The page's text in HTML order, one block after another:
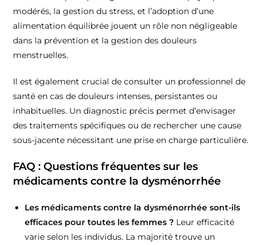
modérés, la gestion du stress, et l’adoption d’une
alimentation équilibrée jouent un rôle non négligeable
dans la prévention et la gestion des douleurs
menstruelles.
Il est également crucial de consulter un professionnel de
santé en cas de douleurs intenses, persistantes ou
inhabituelles. Un diagnostic précis permet d’envisager
des traitements spécifiques ou de rechercher une cause
sous-jacente nécessitant une prise en charge particulière.
FAQ : Questions fréquentes sur les
médicaments contre la dysménorrhée
Les médicaments contre la dysménorrhée sont-ils
efficaces pour toutes les femmes ? Leur efficacité
varie selon les individus. La majorité trouve un